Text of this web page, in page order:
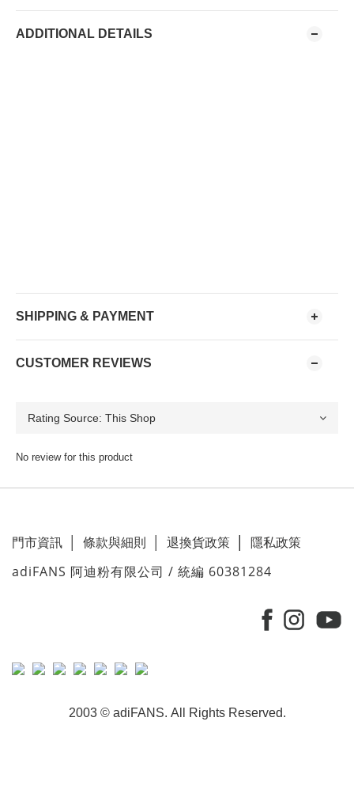
ADDITIONAL DETAILS
SHIPPING & PAYMENT
CUSTOMER REVIEWS
No review for this product
門市資訊 條款與細則 退換貨政策 隱私政策
adiFANS 阿迪粉有限公司 / 統編 60381284
2003 © adiFANS. All Rights Reserved.